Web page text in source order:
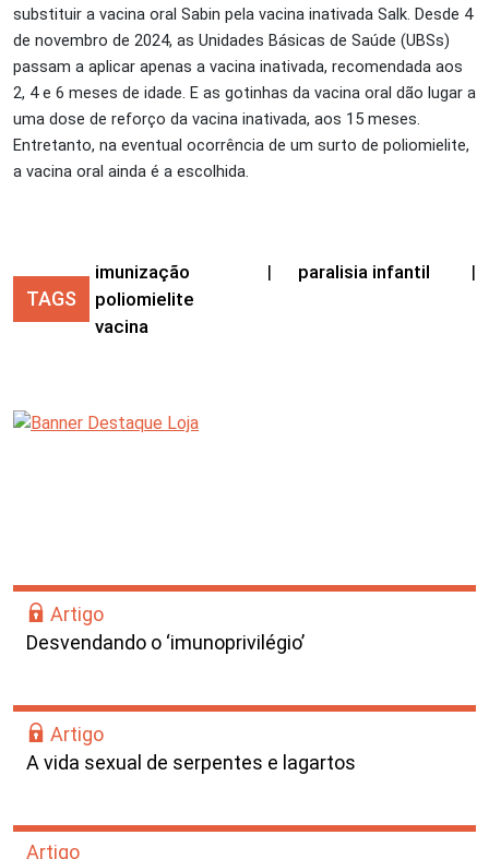
substituir a vacina oral Sabin pela vacina inativada Salk. Desde 4
de novembro de 2024, as Unidades Básicas de Saúde (UBSs)
passam a aplicar apenas a vacina inativada, recomendada aos
2, 4 e 6 meses de idade. E as gotinhas da vacina oral dão lugar a
uma dose de reforço da vacina inativada, aos 15 meses.
Entretanto, na eventual ocorrência de um surto de poliomielite,
a vacina oral ainda é a escolhida.
TAGS
imunização | paralisia infantil
|
poliomielite
vacina
Artigo
Desvendando o ‘imunoprivilégio’
Artigo
A vida sexual de serpentes e lagartos
Artigo